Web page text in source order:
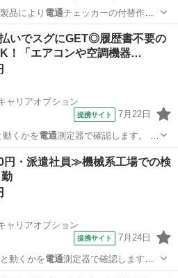
品により 電通チェッカーの付替作業
工場
いでスグにGET◎履歴書不要の
！「エアコンや空調機器…
ャリアオプション
提携サイト 7月22日
動くかを電通測定器で確認します。 ま
・派遣社員≫機械系工場での検
ャリアオプション
提携サイト 7月24日
動くかを電通測定器で確認します。